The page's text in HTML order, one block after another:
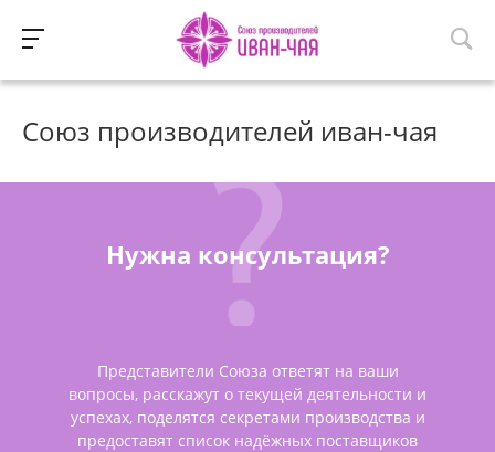
Союз производителей иван-чая
Нужна консультация?
Представители Союза ответят на ваши
вопросы, расскажут о текущей деятельности и
успехах, поделятся секретами производства и
предоставят список надёжных поставщиков